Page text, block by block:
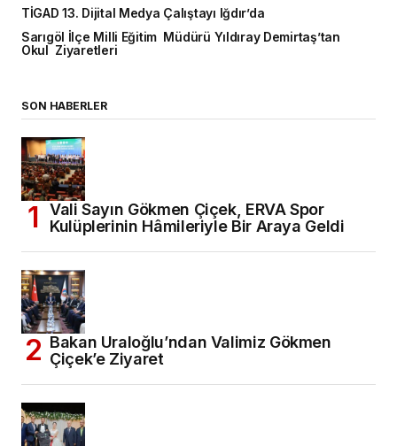
TİGAD 13. Dijital Medya Çalıştayı Iğdır’da
Sarıgöl İlçe Milli Eğitim Müdürü Yıldıray Demirtaş’tan
Okul Ziyaretleri
SON HABERLER
Vali Sayın Gökmen Çiçek, ERVA Spor
Kulüplerinin Hâmileriyle Bir Araya Geldi
Bakan Uraloğlu’ndan Valimiz Gökmen
Çiçek’e Ziyaret